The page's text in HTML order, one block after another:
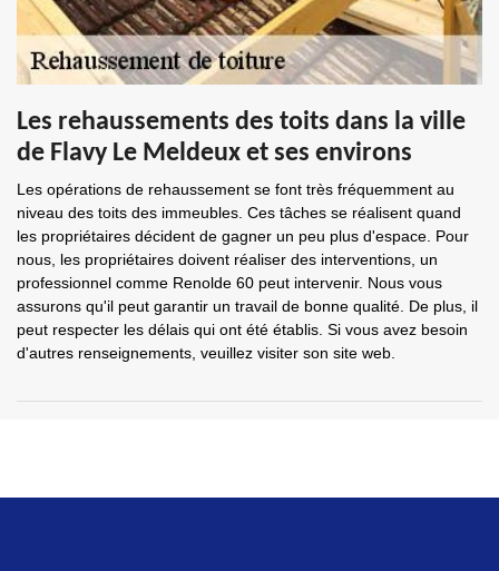
Les rehaussements des toits dans la ville
de Flavy Le Meldeux et ses environs
Les opérations de rehaussement se font très fréquemment au
niveau des toits des immeubles. Ces tâches se réalisent quand
les propriétaires décident de gagner un peu plus d'espace. Pour
nous, les propriétaires doivent réaliser des interventions, un
professionnel comme Renolde 60 peut intervenir. Nous vous
assurons qu'il peut garantir un travail de bonne qualité. De plus, il
peut respecter les délais qui ont été établis. Si vous avez besoin
d'autres renseignements, veuillez visiter son site web.